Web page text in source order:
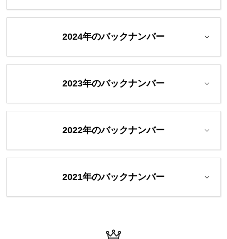
2024年のバックナンバー
2023年のバックナンバー
2022年のバックナンバー
2021年のバックナンバー